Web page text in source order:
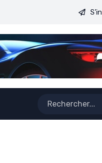
LA CAF FEMININE : UNE